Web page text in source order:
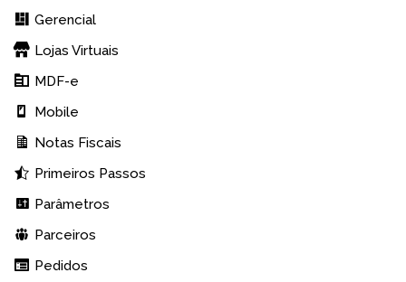
Gerencial
Lojas Virtuais
MDF-e
Mobile
Notas Fiscais
Primeiros Passos
Parâmetros
Parceiros
Pedidos